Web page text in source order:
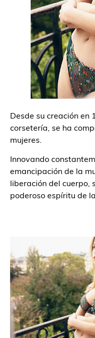
Desde su creación en
corsetería, se ha
mujeres.
Innovando
emancipación de la
liberación del cuerpo,
poderoso espíritu de